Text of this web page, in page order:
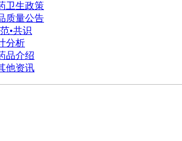
卫生政策
质量公告
•共识
分析
品介绍
他资讯